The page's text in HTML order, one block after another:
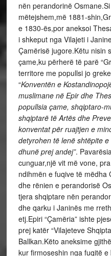
nën perandorinë
mëtejshem,më 1881-
e 1830-ës,por aneksoi
i shkeput nga Vilajeti i
Çamërisë jugore.Këtu nisin
çame,ku përherë të parë
territore me popullsi jo
“Konventën e
muslimane në Epir dhe
popullsia çame, shqiptaro-
shqiptarë të Artës dhe
konventat për ruajtjen e
detyrohen të lenë shtëpite
dhunë prej andej”.
cunguar,një vit më vone,
ndihmën e fuqive të mëdha
dhe rënien e perandorisë
tjera shqiptare nën
dhe qarku i Janinës me
etj.Epiri “Çamëria” ishte
prej katër “Vilajeteve
Ballkan.Këto aneksime
kur firmoseshin nga fuqitë e